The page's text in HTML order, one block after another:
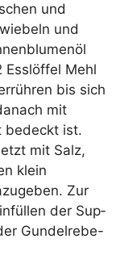
und
und
Mehl
bis sich
mit
bedeckt ist.
mit Salz,
klein
Zur
der Sup­
Gundelrebe-